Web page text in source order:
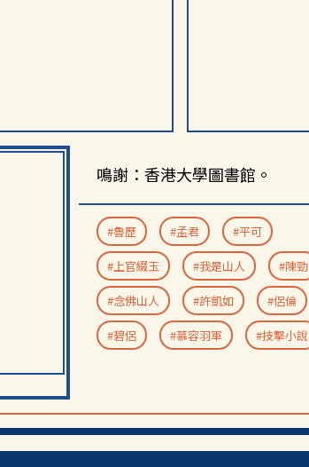
鳴謝：香港大學圖書館。
#魯歷 #孟君 #平可
#上官綴玉 #我是山人 #陳勁
#念佛山人 #許凱如 #侶倫
#碧侶 #慕容羽軍 #技擊小說